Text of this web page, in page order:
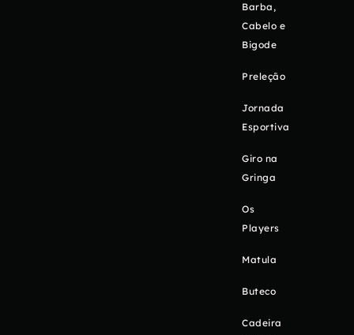
Barba,
Cabelo e
Bigode
Preleção
Jornada
Esportiva
Giro na
Gringa
Os
Players
Matula
Buteco
Cadeira